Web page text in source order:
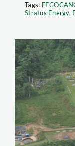
Tags:
Stratus Energy,
Lote